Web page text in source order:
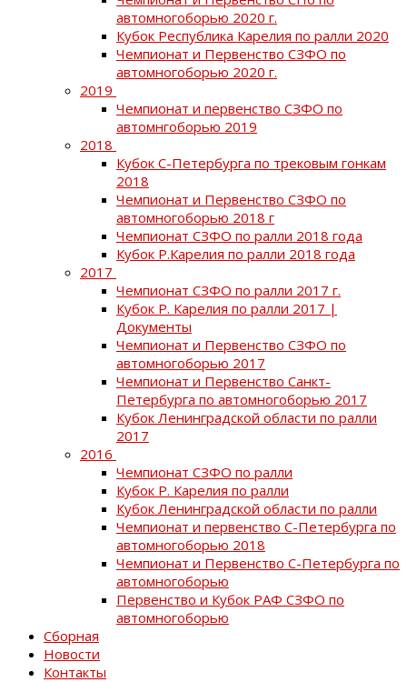
автомногоборью 2020 г.
Кубок Республика Карелия по ралли 2020
Чемпионат и Первенство СЗФО по
автомногоборью 2020 г.
2019
Чемпионат и первенство СЗФО по
автомнгоборью 2019
2018
Кубок С-Петербурга по трековым гонкам
2018
Чемпионат и Первенство СЗФО по
автомногоборью 2018 г
Чемпионат СЗФО по ралли 2018 года
Кубок Р.Карелия по ралли 2018 года
2017
Чемпионат СЗФО по ралли 2017 г.
Кубок Р. Карелия по ралли 2017 |
Документы
Чемпионат и Первенство СЗФО по
автомногоборью 2017
Чемпионат и Первенство Санкт-
Петербурга по автомногоборью 2017
Кубок Ленинградской области по ралли
2017
2016
Чемпионат СЗФО по ралли
Кубок Р. Карелия по ралли
Кубок Ленинградской области по ралли
Чемпионат и первенство С-Петербурга по
автомногоборью 2018
Чемпионат и Первенство С-Петербурга по
автомногоборью
Первенство и Кубок РАФ СЗФО по
автомногоборью
Сборная
Новости
Контакты